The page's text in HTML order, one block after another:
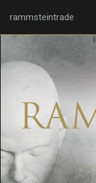
rammsteintrade